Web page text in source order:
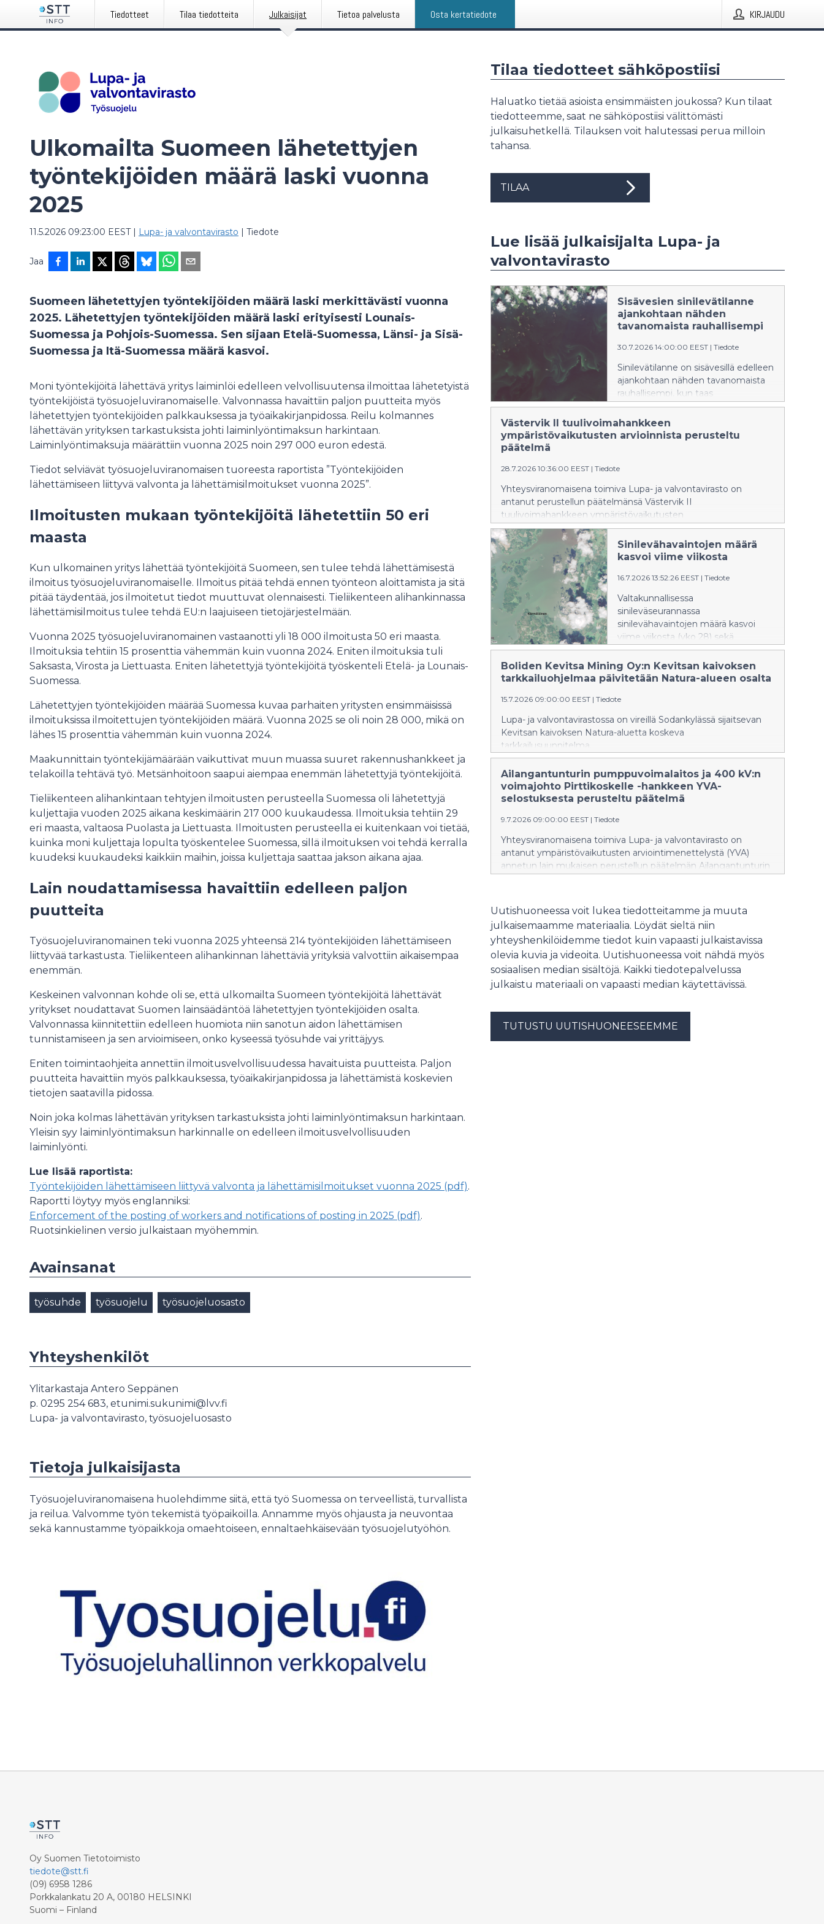
Tiedotteet Tilaa tiedotteita Julkaisijat Tietoa palvelusta Osta kertatiedote KIRJAUDU
Ulkomailta Suomeen lähetettyjen
työntekijöiden määrä laski vuonna
2025
11.5.2026 09:23:00 EEST| Lupa- ja valvontavirasto | Tiedote
Jaa
Suomeen lähetettyjen työntekijöiden määrä laski merkittävästi vuonna
2025. Lähetettyjen työntekijöiden määrä laski erityisesti Lounais-
Suomessa ja Pohjois-Suomessa. Sen sijaan Etelä-Suomessa, Länsi- ja Sisä-
Suomessa ja Itä-Suomessa määrä kasvoi.
Moni työntekijöitä lähettävä yritys laiminlöi edelleen velvollisuutensa ilmoittaa lähetetyistä
työntekijöistä työsuojeluviranomaiselle. Valvonnassa havaittiin paljon puutteita myös
lähetettyjen työntekijöiden palkkauksessa ja työaikakirjanpidossa. Reilu kolmannes
lähettävän yrityksen tarkastuksista johti laiminlyöntimaksun harkintaan.
Laiminlyöntimaksuja määrättiin vuonna 2025 noin 297 000 euron edestä.
Tiedot selviävät työsuojeluviranomaisen tuoreesta raportista ”Työntekijöiden
lähettämiseen liittyvä valvonta ja lähettämisilmoitukset vuonna 2025”.
Ilmoitusten mukaan työntekijöitä lähetettiin 50 eri
maasta
Kun ulkomainen yritys lähettää työntekijöitä Suomeen, sen tulee tehdä lähettämisestä
ilmoitus työsuojeluviranomaiselle. Ilmoitus pitää tehdä ennen työnteon aloittamista ja sitä
pitää täydentää, jos ilmoitetut tiedot muuttuvat olennaisesti. Tieliikenteen alihankinnassa
lähettämisilmoitus tulee tehdä EU:n laajuiseen tietojärjestelmään.
Vuonna 2025 työsuojeluviranomainen vastaanotti yli 18 000 ilmoitusta 50 eri maasta.
Ilmoituksia tehtiin 15 prosenttia vähemmän kuin vuonna 2024. Eniten ilmoituksia tuli
Saksasta, Virosta ja Liettuasta. Eniten lähetettyjä työntekijöitä työskenteli Etelä- ja Lounais-
Suomessa.
Lähetettyjen työntekijöiden määrää Suomessa kuvaa parhaiten yritysten ensimmäisissä
ilmoituksissa ilmoitettujen työntekijöiden määrä. Vuonna 2025 se oli noin 28 000, mikä on
lähes 15 prosenttia vähemmän kuin vuonna 2024.
Maakunnittain työntekijämäärään vaikuttivat muun muassa suuret rakennushankkeet ja
telakoilla tehtävä työ. Metsänhoitoon saapui aiempaa enemmän lähetettyjä työntekijöitä.
Tieliikenteen alihankintaan tehtyjen ilmoitusten perusteella Suomessa oli lähetettyjä
kuljettajia vuoden 2025 aikana keskimäärin 217 000 kuukaudessa. Ilmoituksia tehtiin 29
eri maasta, valtaosa Puolasta ja Liettuasta. Ilmoitusten perusteella ei kuitenkaan voi tietää,
kuinka moni kuljettaja lopulta työskentelee Suomessa, sillä ilmoituksen voi tehdä kerralla
kuudeksi kuukaudeksi kaikkiin maihin, joissa kuljettaja saattaa jakson aikana ajaa.
Lain noudattamisessa havaittiin edelleen paljon
puutteita
Työsuojeluviranomainen teki vuonna 2025 yhteensä 214 työntekijöiden lähettämiseen
liittyvää tarkastusta. Tieliikenteen alihankinnan lähettäviä yrityksiä valvottiin aikaisempaa
enemmän.
Keskeinen valvonnan kohde oli se, että ulkomailta Suomeen työntekijöitä lähettävät
yritykset noudattavat Suomen lainsäädäntöä lähetettyjen työntekijöiden osalta.
Valvonnassa kiinnitettiin edelleen huomiota niin sanotun aidon lähettämisen
tunnistamiseen ja sen arvioimiseen, onko kyseessä työsuhde vai yrittäjyys.
Eniten toimintaohjeita annettiin ilmoitusvelvollisuudessa havaituista puutteista. Paljon
puutteita havaittiin myös palkkauksessa, työaikakirjanpidossa ja lähettämistä koskevien
tietojen saatavilla pidossa.
Noin joka kolmas lähettävän yrityksen tarkastuksista johti laiminlyöntimaksun harkintaan.
Yleisin syy laiminlyöntimaksun harkinnalle on edelleen ilmoitusvelvollisuuden
laiminlyönti.
Lue lisää raportista:
Työntekijöiden lähettämiseen liittyvä valvonta ja lähettämisilmoitukset vuonna 2025 (pdf).
Raportti löytyy myös englanniksi:
Enforcement of the posting of workers and notifications of posting in 2025 (pdf).
Ruotsinkielinen versio julkaistaan myöhemmin.
Avainsanat
työsuhde työsuojelu työsuojeluosasto
Yhteyshenkilöt
Ylitarkastaja Antero Seppänen
p. 0295 254 683, etunimi.sukunimi@lvv.fi
Lupa- ja valvontavirasto, työsuojeluosasto
Tietoja julkaisijasta
Työsuojeluviranomaisena huolehdimme siitä, että työ Suomessa on terveellistä, turvallista
ja reilua. Valvomme työn tekemistä työpaikoilla. Annamme myös ohjausta ja neuvontaa
sekä kannustamme työpaikkoja omaehtoiseen, ennaltaehkäisevään työsuojelutyöhön.
Tilaa tiedotteet sähköpostiisi
Haluatko tietää asioista ensimmäisten joukossa? Kun tilaat
tiedotteemme, saat ne sähköpostiisi välittömästi
julkaisuhetkellä. Tilauksen voit halutessasi perua milloin
tahansa.
TILAA
Lue lisää julkaisijalta Lupa- ja
valvontavirasto
Sisävesien sinilevätilanne
ajankohtaan nähden
tavanomaista rauhallisempi
30.7.2026 14:00:00 EEST | Tiedote
Sinilevätilanne on sisävesillä edelleen
ajankohtaan nähden tavanomaista
rauhallisempi, kun taas
rannikkoalueilla tilanne on
ajankohdalle tyypillinen.
Satelliittihavaintojen perusteella
Västervik II tuulivoimahankkeen
ympäristövaikutusten arvioinnista perusteltu
päätelmä
28.7.2026 10:36:00 EEST | Tiedote
Yhteysviranomaisena toimiva Lupa- ja valvontavirasto on
antanut perustellun päätelmänsä Västervik II
tuulivoimahankkeen ympäristövaikutusten
arviointiselostuksesta.
Sinilevähavaintojen määrä
kasvoi viime viikosta
16.7.2026 13:52:26 EEST | Tiedote
Valtakunnallisessa
sinileväseurannassa
sinilevähavaintojen määrä kasvoi
viime viikosta (vko 28) sekä
sisävesillä että rannikkoalueilla.
Tilanne on kuitenkin ajankohtaan
nähden tavanomaista rauhallisempi.
Boliden Kevitsa Mining Oy:n Kevitsan kaivoksen
tarkkailuohjelmaa päivitetään Natura-alueen osalta
15.7.2026 09:00:00 EEST | Tiedote
Lupa- ja valvontavirastossa on vireillä Sodankylässä sijaitsevan
Kevitsan kaivoksen Natura-aluetta koskeva
tarkkailusuunnitelma.
Ailangantunturin pumppuvoimalaitos ja 400 kV:n
voimajohto Pirttikoskelle -hankkeen YVA-
selostuksesta perusteltu päätelmä
9.7.2026 09:00:00 EEST | Tiedote
Yhteysviranomaisena toimiva Lupa- ja valvontavirasto on
antanut ympäristövaikutusten arviointimenettelystä (YVA)
annetun lain mukaisen perustellun päätelmän Ailangantunturin
Uutishuoneessa voit lukea tiedotteitamme ja muuta
julkaisemaamme materiaalia. Löydät sieltä niin
yhteyshenkilöidemme tiedot kuin vapaasti julkaistavissa
olevia kuvia ja videoita. Uutishuoneessa voit nähdä myös
sosiaalisen median sisältöjä. Kaikki tiedotepalvelussa
julkaistu materiaali on vapaasti median käytettävissä.
TUTUSTU UUTISHUONEESEEMME
Oy Suomen Tietotoimisto
tiedote@stt.fi
(09) 6958 1286
Porkkalankatu 20 A, 00180 HELSINKI
Suomi – Finland